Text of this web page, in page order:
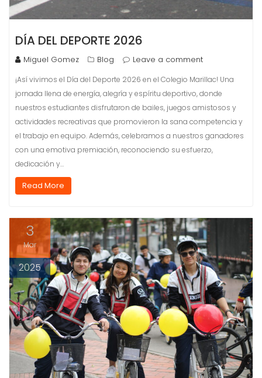
DÍA DEL DEPORTE 2026
Miguel Gomez Blog Leave a comment
¡Así vivimos el Día del Deporte 2026 en el Colegio Marillac! Una
jornada llena de energía, alegría y espíritu deportivo, donde
nuestros estudiantes disfrutaron de bailes, juegos amistosos y
actividades recreativas que promovieron la sana competencia y
el trabajo en equipo. Además, celebramos a nuestros ganadores
con una emotiva premiación, reconociendo su esfuerzo,
dedicación y…
Read More
3
Mar
2025